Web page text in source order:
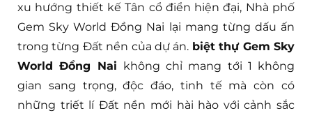
xu hướng thiết kế Tân cổ điển hiện đại, Nhà phố
Gem Sky World Đồng Nai lại mang từng dấu ấn
trong từng Đất nền của dự án. biệt thự Gem Sky
World Đồng Nai không chỉ mang tới 1 không
gian sang trọng, độc đáo, tinh tế mà còn có
những triết lí Đất nền mới hài hào với cảnh sắc